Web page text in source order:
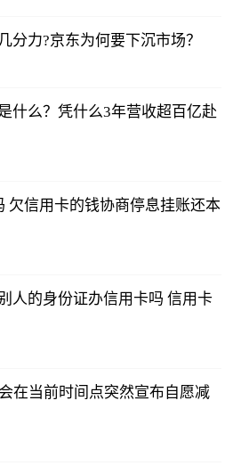
分力?京东为何要下沉市场？
什么？凭什么3年营收超百亿赴
欠信用卡的钱协商停息挂账还本
人的身份证办信用卡吗 信用卡
在当前时间点突然宣布自愿减